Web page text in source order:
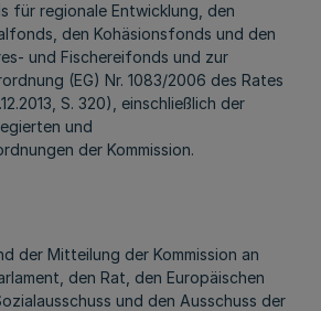
für regionale Entwicklung, den
den Kohäsionsfonds und den
und Fischereifonds und zur
(EG) Nr. 1083/2006 des Rates
S. 320), einschließlich der
und
der Kommission.
der Mitteilung der Kommission an
den Rat, den Europäischen
und den Ausschuss der